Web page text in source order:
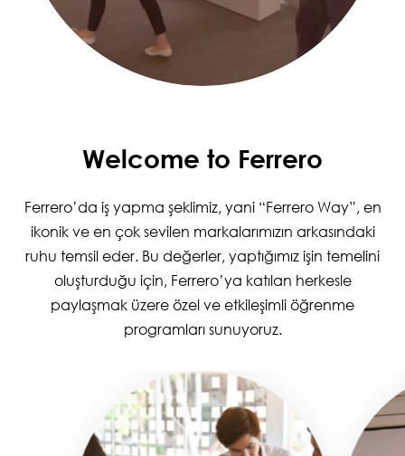
Welcome to Ferrero
Ferrero’da iş yapma şeklimiz, yani “Ferrero Way”, en
ikonik ve en çok sevilen markalarımızın arkasındaki
ruhu temsil eder. Bu değerler, yaptığımız işin temelini
oluşturduğu için, Ferrero’ya katılan herkesle
paylaşmak üzere özel ve etkileşimli öğrenme
programları sunuyoruz.